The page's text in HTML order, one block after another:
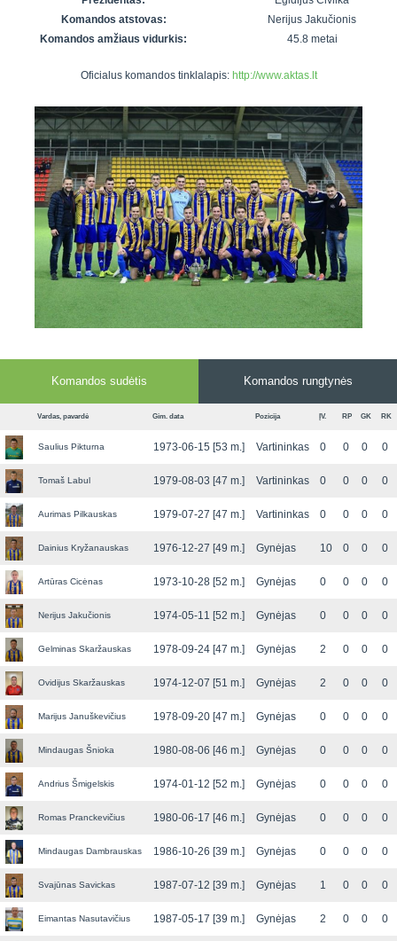
7x7 vasaros
Snaigės taurė
VRFS Futsal
senjorų
Euro2016
Vilnius
Komandos atstovas:
Nerijus Jakučionis
Komandos amžiaus vidurkis:
45.8 metai
Oficialus komandos tinklalapis: http://www.aktas.lt
Komandos sudėtis Komandos rungtynės
Vardas, pavardė Gim. data Pozicija ĮV. RP GK RK
Saulius Pikturna 1973-06-15 [53 m.] Vartininkas 0 0 0 0
Tomaš Labul 1979-08-03 [47 m.] Vartininkas 0 0 0 0
Aurimas Pilkauskas 1979-07-27 [47 m.] Vartininkas 0 0 0 0
Dainius Kryžanauskas 1976-12-27 [49 m.] Gynėjas 10 0 0 0
Artūras Cicėnas 1973-10-28 [52 m.] Gynėjas 0 0 0 0
Nerijus Jakučionis 1974-05-11 [52 m.] Gynėjas 0 0 0 0
Gelminas Skaržauskas 1978-09-24 [47 m.] Gynėjas 2 0 0 0
Ovidijus Skaržauskas 1974-12-07 [51 m.] Gynėjas 2 0 0 0
Marijus Januškevičius 1978-09-20 [47 m.] Gynėjas 0 0 0 0
Mindaugas Šnioka 1980-08-06 [46 m.] Gynėjas 0 0 0 0
Andrius Šmigelskis 1974-01-12 [52 m.] Gynėjas 0 0 0 0
Romas Pranckevičius 1980-06-17 [46 m.] Gynėjas 0 0 0 0
Mindaugas Dambrauskas 1986-10-26 [39 m.] Gynėjas 0 0 0 0
Svajūnas Savickas 1987-07-12 [39 m.] Gynėjas 1 0 0 0
Eimantas Nasutavičius 1987-05-17 [39 m.] Gynėjas 2 0 0 0